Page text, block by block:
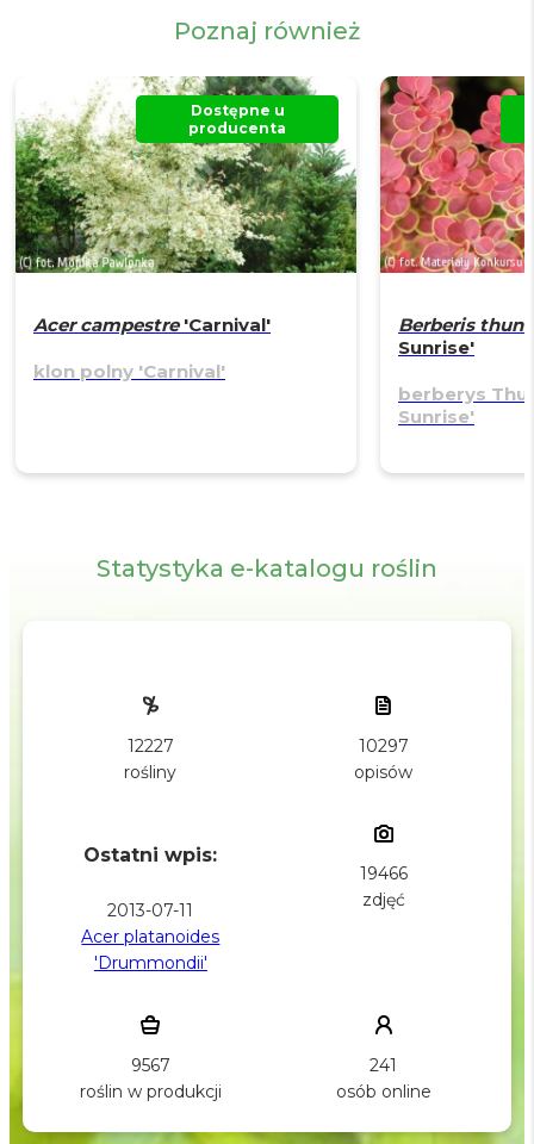
Poznaj również
Acer campestre 'Carnival'
klon polny 'Carnival'
Dostępne u
producenta
Berberis
Sunrise'
berberys
Sunrise'
Statystyka e-katalogu roślin
12227
rośliny
10297
opisów
Ostatni wpis:
2013-07-11
Acer platanoides
'Drummondii'
19466
zdjęć
9567
roślin w produkcji
241
osób online